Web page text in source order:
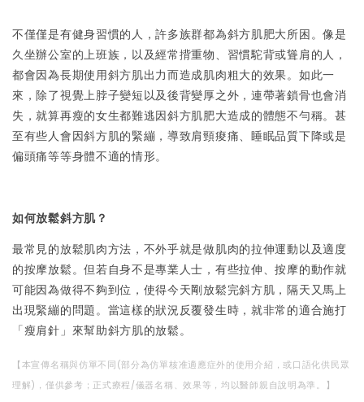
不僅僅是有健身習慣的人，許多族群都為斜方肌肥大所困。像是
久坐辦公室的上班族，以及經常揹重物、習慣駝背或聳肩的人，
都會因為長期使用斜方肌出力而造成肌肉粗大的效果。如此一
來，除了視覺上脖子變短以及後背變厚之外，連帶著鎖骨也會消
失，就算再瘦的女生都難逃因斜方肌肥大造成的體態不勻稱。甚
至有些人會因斜方肌的緊繃，導致肩頸痠痛、睡眠品質下降或是
偏頭痛等等身體不適的情形。
如何放鬆斜方肌？
最常見的放鬆肌肉方法，不外乎就是做肌肉的拉伸運動以及適度
的按摩放鬆。但若自身不是專業人士，有些拉伸、按摩的動作就
可能因為做得不夠到位，使得今天剛放鬆完斜方肌，隔天又馬上
出現緊繃的問題。當這樣的狀況反覆發生時，就非常的適合施打
「瘦肩針」來幫助斜方肌的放鬆。
【本宣傳名稱與仿單不同(部分為仿單核准適應症外的使用介紹，或口語化供民眾
理解)，僅供參考；正式療程/儀器名稱、效果等，均以醫師親自說明為準。】